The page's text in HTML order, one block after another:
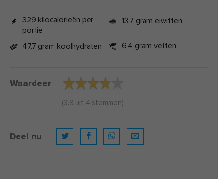
329 kilocalorieën per
portie
13.7 gram eiwitten
47.7 gram koolhydraten 6.4 gram vetten
Waardeer
(3.8 uit 4 stemmen)
Deel nu